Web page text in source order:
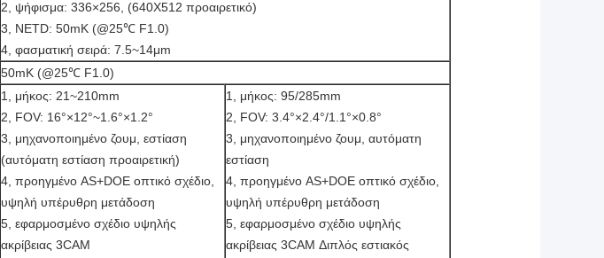
2, ψήφισμα: 336×256, (640X512 προαιρετικό)
3, NETD: 50mK (@25℃ F1.0)
4, φασματική σειρά: 7.5~14μm
50mK (@25℃ F1.0)
1, μήκος: 21~210mm
2, FOV: 16°×12°~1.6°×1.2°
3, μηχανοποιημένο ζουμ, εστίαση
(αυτόματη εστίαση προαιρετική)
4, προηγμένο AS+DOE οπτικό σχέδιο,
υψηλή υπέρυθρη μετάδοση
5, εφαρμοσμένο σχέδιο υψηλής
ακρίβειας 3CAM
1, μήκος: 95/285mm
2, FOV: 3.4°×2.4°/1.1°×0.8°
3, μηχανοποιημένο ζουμ, αυτόματη
εστίαση
4, προηγμένο AS+DOE οπτικό σχέδιο,
υψηλή υπέρυθρη μετάδοση
5, εφαρμοσμένο σχέδιο υψηλής
ακρίβειας 3CAM Διπλός εστιακός